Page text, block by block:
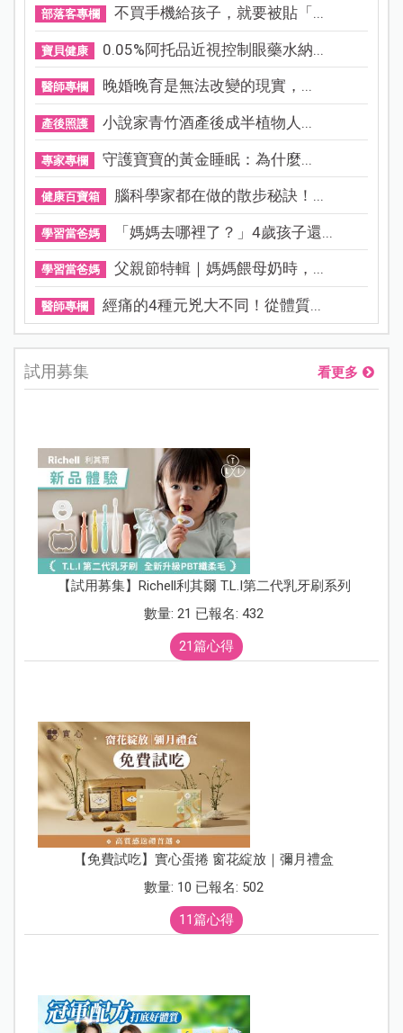
部落客專欄 不買手機給孩子，就要被貼「...
寶貝健康 0.05%阿托品近視控制眼藥水納...
醫師專欄 晚婚晚育是無法改變的現實，...
產後照護 小說家青竹酒產後成半植物人...
專家專欄 守護寶寶的黃金睡眠：為什麼...
健康百寶箱 腦科學家都在做的散步秘訣！...
學習當爸媽 「媽媽去哪裡了？」4歲孩子還...
學習當爸媽 父親節特輯｜媽媽餵母奶時，...
醫師專欄 經痛的4種元兇大不同！從體質...
試用募集 看更多
【試用募集】Richell利其爾 T.L.I第二代乳牙刷系列
數量: 21 已報名: 432
21篇心得
【免費試吃】實心蛋捲 窗花綻放｜彌月禮盒
數量: 10 已報名: 502
11篇心得